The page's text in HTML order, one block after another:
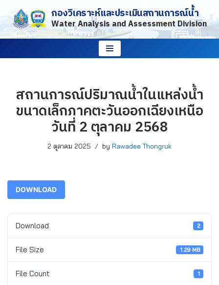
Skip
to
กองวิเคราะห์และประเมินสถานการณ์น้ำ
Water Analysis and Assessment Division
สถานการณ์ปริมาณน้ำในแหล่งน้ำ
ขนาดเล็กภาคตะวันออกเฉียงเหนือ
วันที่ 2 ตุลาคม 2568
2 ตุลาคม 2025 by Rawadee Thongruk
DOWNLOAD
Download 2
File Size 1.29 MB
File Count 1